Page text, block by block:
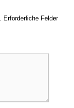
Erforderliche Felder